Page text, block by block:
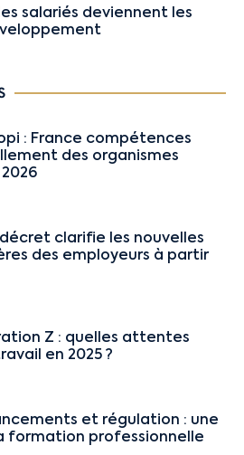
salariés deviennent les
: France compétences
des organismes
clarifie les nouvelles
des employeurs à partir
Z : quelles attentes
en 2025 ?
et régulation : une
formation professionnelle